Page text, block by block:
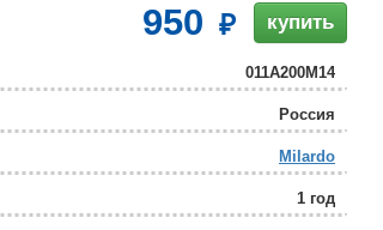
950 купить
011A200M14
Россия
Milardo
1 год